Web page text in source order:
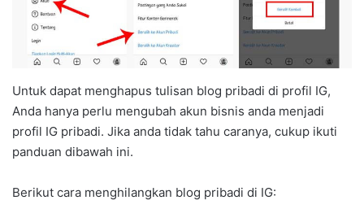
Untuk dapat menghapus tulisan blog pribadi di profil IG,
Anda hanya perlu mengubah akun bisnis anda menjadi
profil IG pribadi. Jika anda tidak tahu caranya, cukup ikuti
panduan dibawah ini.
Berikut cara menghilangkan blog pribadi di IG: